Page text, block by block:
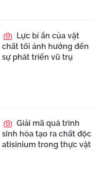
Lực bí ẩn của vật
chất tối ảnh hưởng đến
sự phát triển vũ trụ
Giải mã quá trình
sinh hóa tạo ra chất độc
atisinium trong thực vật